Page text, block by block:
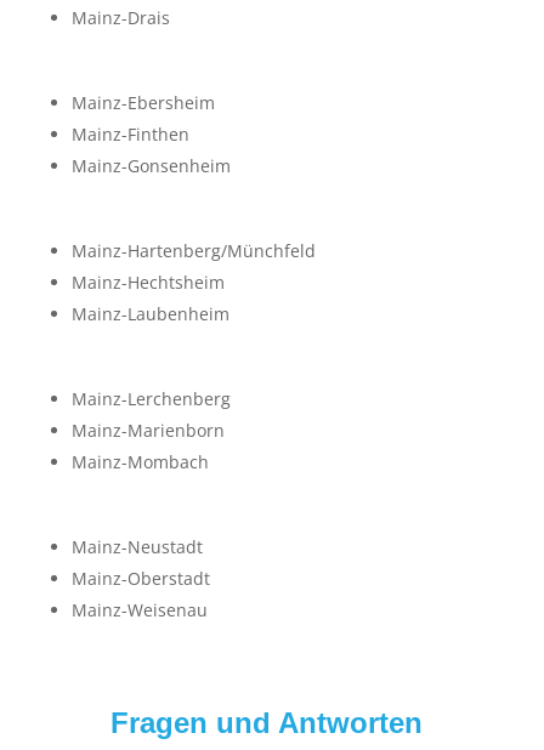
Mainz-Drais
Mainz-Ebersheim
Mainz-Finthen
Mainz-Gonsenheim
Mainz-Hartenberg/Münchfeld
Mainz-Hechtsheim
Mainz-Laubenheim
Mainz-Lerchenberg
Mainz-Marienborn
Mainz-Mombach
Mainz-Neustadt
Mainz-Oberstadt
Mainz-Weisenau
Fragen und Antworten